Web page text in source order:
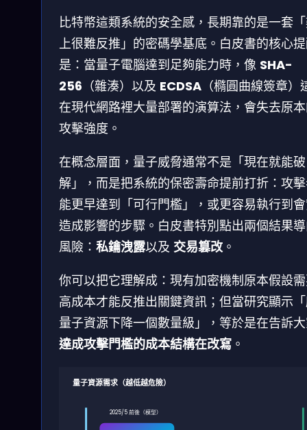
比特幣這類系統的安全感，長期靠的是一套
上很難反推」的密碼學基底。白皮書的核心
是：當量子電腦達到足夠能力時，像 SHA-
256 （雜湊）以及 ECDSA （橢圓曲線簽章）
在現代網路裡大量部署的演算法，會失去原
攻擊強度。
在概念層面，量子威脅通常不是「現在就能破
解」，而是把系統的保密壽命提前打折：攻
能更早達到「可行門檻」，或更容易執行到
造成影響的步驟。白皮書特別點出兩個結果
風險： 私鑰洩露以及 交易篡改 。
你可以把它理解成：現有加密機制原本假設
高成本才能反推出關鍵資訊；但當研究顯示
量子資源下降一個數量級」，等於是在告訴
達成攻擊門檻的成本結構在改寫 。
量子資源需求（越低越危險）
2025/5 前後（模型）